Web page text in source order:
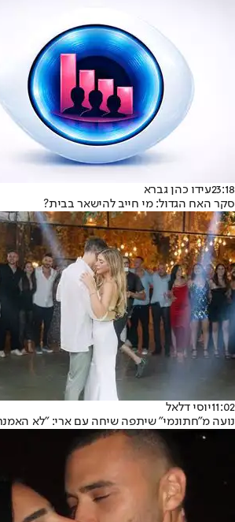
23:18עידו כהן גברא
סקר האח הגדול: מי חייב להישאר בבית?
11:02יוסי דלאל
נועה מ"חתונמי" שיתפה שיחה עם ארי: "לא